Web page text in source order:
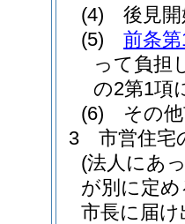
(4)
後見
(5)
前条
って負担
の2第1項
(6)
その
3
市営住宅
(法人にあ
が別に定
市長に届